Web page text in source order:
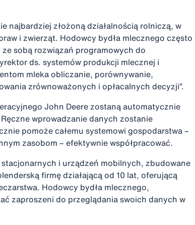
najbardziej złożoną działalnością rolniczą, w
i zwierząt. Hodowcy bydła mlecznego często
sobą rozwiązań programowych do
ds. systemów produkcji mlecznej i
mleka obliczanie, porównywanie,
zrównoważonych i opłacalnych decyzji”.
John Deere zostaną automatycznie
wprowadzanie danych zostanie
pomoże całemu systemowi gospodarstwa –
zasobom – efektywnie współpracować.
i urządzeń mobilnych, zbudowane
firmę działającą od 10 lat, oferującą
Hodowcy bydła mlecznego,
zaproszeni do przeglądania swoich danych w